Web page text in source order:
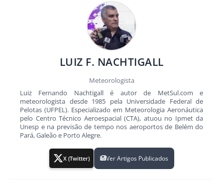
LUIZ F. NACHTIGALL
Meteorologista
Luiz Fernando Nachtigall é autor de MetSul.com e
meteorologista desde 1985 pela Universidade Federal de
Pelotas (UFPEL). Especializado em Meteorologia Aeronáutica
pelo Centro Técnico Aeroespacial (CTA), atuou no Ipmet da
Unesp e na previsão de tempo nos aeroportos de Belém do
Pará, Galeão e Porto Alegre.
X (Twitter) Ver Artigos Publicados